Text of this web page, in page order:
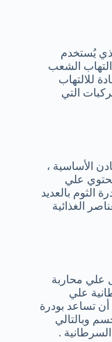
يُستخدم
التهاب الشعب
للالتهاب
التي
الأساسية ،
علي
الثوم بالعديد
الغذائية
علي محاربة
علي
أن تساعد بودرة
وبالتالي
.